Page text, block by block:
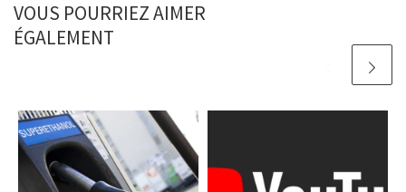
VOUS POURRIEZ AIMER
ÉGALEMENT